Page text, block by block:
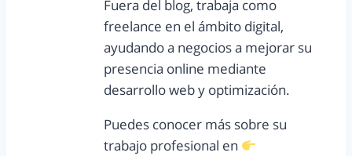
Fuera del blog, trabaja como
freelance en el ámbito digital,
ayudando a negocios a mejorar su
presencia online mediante
desarrollo web y optimización.
Puedes conocer más sobre su
trabajo profesional en